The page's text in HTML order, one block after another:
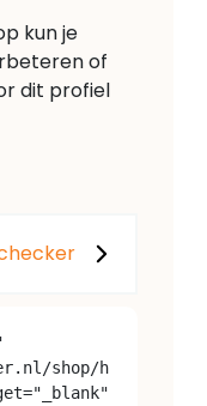
kun je
of
dit profiel
shop/h